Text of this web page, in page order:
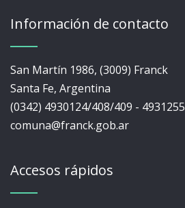
Información de contacto
San Martín 1986, (3009) Franck
Santa Fe, Argentina
(0342) 4930124/408/409 - 4931255
comuna@franck.gob.ar
Accesos rápidos